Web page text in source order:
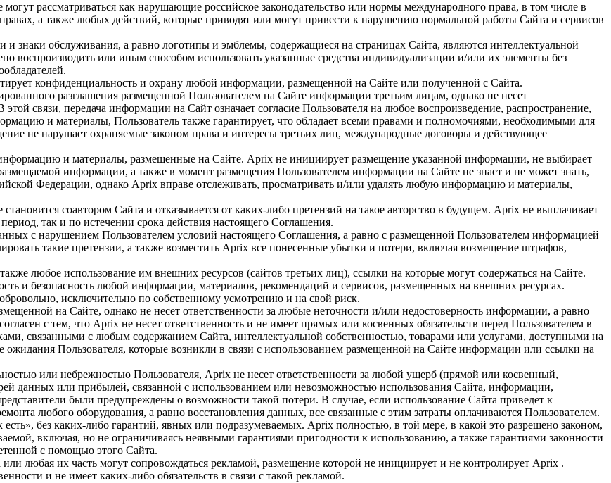
рассматриваться как нарушающие российское законодательство или нормы международного права, в том числе в
а также любых действий, которые приводят или могут привести к нарушению нормальной работы Сайта и сервисов
знаки обслуживания, а равно логотипы и эмблемы, содержащиеся на страницах Сайта, являются интеллектуальной
воспроизводить или иным способом использовать указанные средства индивидуализации и/или их элементы без
конфиденциальность и охрану любой информации, размещенной на Сайте или полученной с Сайта.
разглашения размещенной Пользователем на Сайте информации третьим лицам, однако не несет
связи, передача информации на Сайт означает согласие Пользователя на любое воспроизведение, распространение,
и материалы, Пользователь также гарантирует, что обладает всеми правами и полномочиями, необходимыми для
не нарушает охраняемые законом права и интересы третьих лиц, международные договоры и действующее
информацию и материалы, размещенные на Сайте. Aprix не инициирует размещение указанной информации, не выбирает
информации, а также в момент размещения Пользователем информации на Сайте не знает и не может знать,
Федерации, однако Aprix вправе отслеживать, просматривать и/или удалять любую информацию и материалы,
соавтором Сайта и отказывается от каких-либо претензий на такое авторство в будущем. Aprix не выплачивает
так и по истечении срока действия настоящего Соглашения.
с нарушением Пользователем условий настоящего Соглашения, а равно с размещенной Пользователем информацией
такие претензии, а также возместить Aprix все понесенные убытки и потери, включая возмещение штрафов,
любое использование им внешних ресурсов (сайтов третьих лиц), ссылки на которые могут содержаться на Сайте.
и безопасность любой информации, материалов, рекомендаций и сервисов, размещенных на внешних ресурсах.
исключительно по собственному усмотрению и на свой риск.
на Сайте, однако не несет ответственности за любые неточности и/или недостоверность информации, а равно
с тем, что Aprix не несет ответственность и не имеет прямых или косвенных обязательств перед Пользователем в
связанными с любым содержанием Сайта, интеллектуальной собственностью, товарами или услугами, доступными на
Пользователя, которые возникли в связи с использованием размещенной на Сайте информации или ссылки на
или небрежностью Пользователя, Aprix не несет ответственности за любой ущерб (прямой или косвенный,
данных или прибылей, связанной с использованием или невозможностью использования Сайта, информации,
были предупреждены о возможности такой потери. В случае, если использование Сайта приведет к
любого оборудования, а равно восстановления данных, все связанные с этим затраты оплачиваются Пользователем.
без каких-либо гарантий, явных или подразумеваемых. Aprix полностью, в той мере, в какой это разрешено законом,
включая, но не ограничиваясь неявными гарантиями пригодности к использованию, а также гарантиями законности
с помощью этого Сайта.
любая их часть могут сопровождаться рекламой, размещение которой не инициирует и не контролирует Aprix .
и не имеет каких-либо обязательств в связи с такой рекламой.